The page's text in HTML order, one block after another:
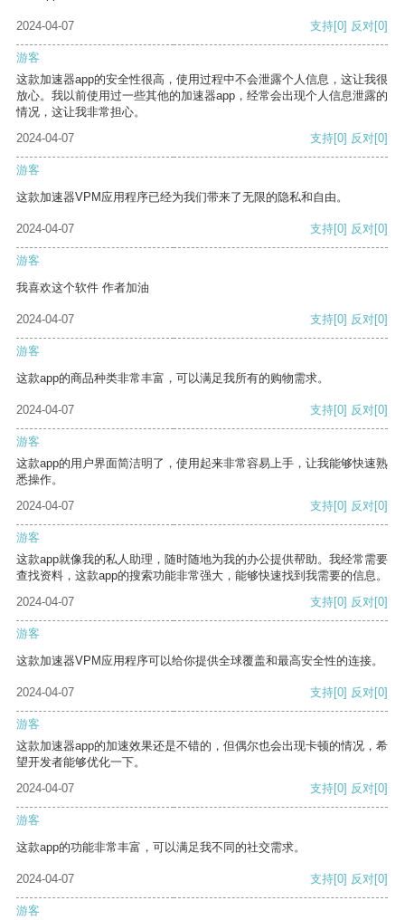
2024-04-07 支持[0] 反对[0]
游客
这款加速器app的安全性很高，使用过程中不会泄露个人信息，这让我很
放心。我以前使用过一些其他的加速器app，经常会出现个人信息泄露的
情况，这让我非常担心。
2024-04-07
支持[0] 反对[0]
游客
这款加速器VPM应用程序已经为我们带来了无限的隐私和自由。
2024-04-07 支持[0] 反对[0]
游客
我喜欢这个软件 作者加油
2024-04-07 支持[0] 反对[0]
游客
这款app的商品种类非常丰富，可以满足我所有的购物需求。
2024-04-07 支持[0] 反对[0]
游客
这款app的用户界面简洁明了，使用起来非常容易上手，让我能够快速熟
悉操作。
2024-04-07
支持[0] 反对[0]
游客
这款app就像我的私人助理，随时随地为我的办公提供帮助。我经常需要
查找资料，这款app的搜索功能非常强大，能够快速找到我需要的信息。
2024-04-07
支持[0] 反对[0]
游客
这款加速器VPM应用程序可以给你提供全球覆盖和最高安全性的连接。
2024-04-07 支持[0] 反对[0]
游客
这款加速器app的加速效果还是不错的，但偶尔也会出现卡顿的情况，希
望开发者能够优化一下。
2024-04-07
支持[0] 反对[0]
游客
这款app的功能非常丰富，可以满足我不同的社交需求。
2024-04-07 支持[0] 反对[0]
游客